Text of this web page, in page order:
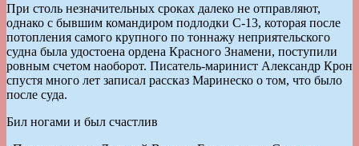
При столь незначительных сроках далеко не отправляют,
однако с бывшим командиром подлодки С-13, которая после
потопления самого крупного по тоннажу неприятельского
судна была удостоена ордена Красного Знамени, поступили
ровным счетом наоборот. Писатель-маринист Александр Крон
спустя много лет записал рассказ Маринеско о том, что было
после суда.
Бил ногами и был счастлив